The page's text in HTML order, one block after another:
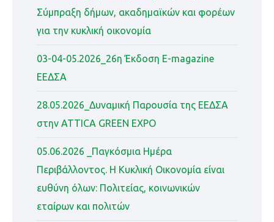
Σύμπραξη δήμων, ακαδημαϊκών και φορέων
για την κυκλική οικονομία
03-04-05.2026_26η Έκδοση Ε-magazine
ΕΕΔΣΑ
28.05.2026_Δυναμική Παρουσία της ΕΕΔΣΑ
στην ATTICA GREEN EXPO
05.06.2026 _Παγκόσμια Ημέρα
Περιβάλλοντος. Η Κυκλική Οικονομία είναι
ευθύνη όλων: Πολιτείας, κοινωνικών
εταίρων και πολιτών